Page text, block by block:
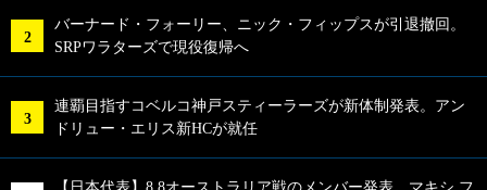
バーナード・フォーリー、ニック・フィップスが引退撤回。
SRPワラターズで現役復帰へ
連覇目指すコベルコ神戸スティーラーズが新体制発表。アン
ドリュー・エリス新HCが就任